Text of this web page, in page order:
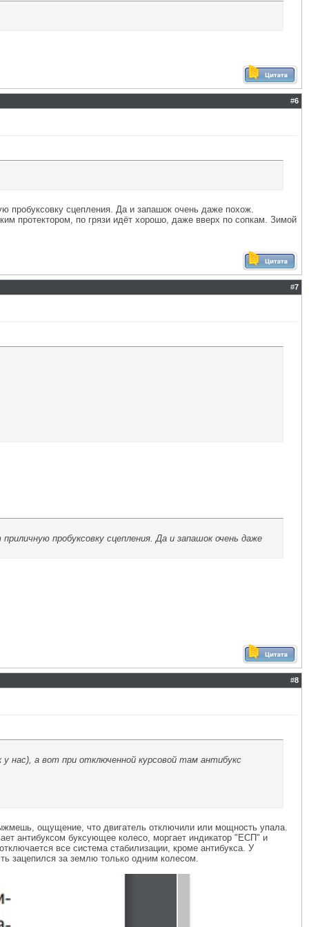
#6
пробуксовку сцепления. Да и запашок очень даже похож.
протектором, по грязи идёт хорошо, даже вверх по сопкам. Зимой
#7
пробуксовку сцепления. Да и запашок очень даже
#8
нас), а вот при отключенной курсовой там антибукс
ощущение, что двигатель отключили или мощность упала.
антибуксом буксующее колесо, моргает индикатор "ЕСП" и
все система стабилизации, кроме антибукса. У
зацепился за землю только одним колесом.